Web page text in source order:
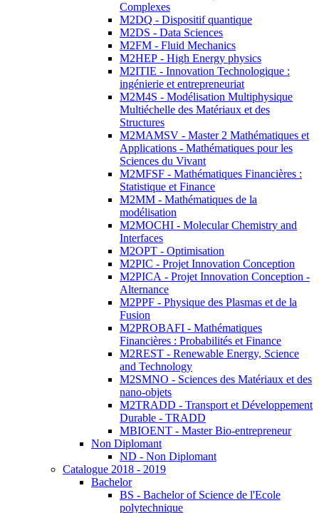
Complexes
M2DQ - Dispositif quantique
M2DS - Data Sciences
M2FM - Fluid Mechanics
M2HEP - High Energy physics
M2ITIE - Innovation Technologique :
ingénierie et entrepreneuriat
M2M4S - Modélisation Multiphysique
Multiéchelle des Matériaux et des
Structures
M2MAMSV - Master 2 Mathématiques et
Applications - Mathématiques pour les
Sciences du Vivant
M2MFSF - Mathématiques Financières :
Statistique et Finance
M2MM - Mathématiques de la
modélisation
M2MOCHI - Molecular Chemistry and
Interfaces
M2OPT - Optimisation
M2PIC - Projet Innovation Conception
M2PICA - Projet Innovation Conception -
Alternance
M2PPF - Physique des Plasmas et de la
Fusion
M2PROBAFI - Mathématiques
Financières : Probabilités et Finance
M2REST - Renewable Energy, Science
and Technology
M2SMNO - Sciences des Matériaux et des
nano-objets
M2TRADD - Transport et Développement
Durable - TRADD
MBIOENT - Master Bio-entrepreneur
Non Diplomant
ND - Non Diplomant
Catalogue 2018 - 2019
Bachelor
BS - Bachelor of Science de l'Ecole
polytechnique